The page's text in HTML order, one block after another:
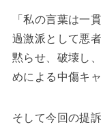
「私の言葉は一
過激派として悪
黙らせ、破壊し
めによる中傷キ
そして今回の提